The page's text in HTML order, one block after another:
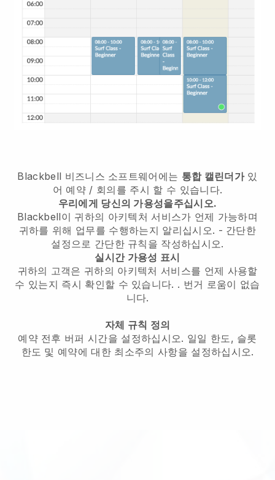
Blackbell 비즈니스 소프트웨어에는 통합 캘린더가있
어 예약 / 회의를 주시 할 수 있습니다.
우리에게 당신의 가용성을주십시오.
Blackbell이 귀하의 아키텍처 서비스가 언제 가능하며
귀하를 위해 업무를 수행하는지 알리십시오. - 간단한
설정으로 간단한 규칙을 작성하십시오.
실시간 가용성 표시
귀하의 고객은 귀하의 아키텍처 서비스를 언제 사용할
수 있는지 즉시 확인할 수 있습니다. . 번거 로움이 없습
니다.
자체 규칙 정의
예약 전후 버퍼 시간을 설정하십시오. 일일 한도, 슬롯
한도 및 예약에 대한 최소주의 사항을 설정하십시오.